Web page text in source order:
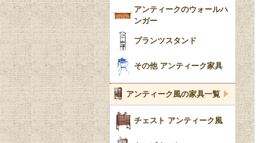
アンティークのウォールハ
ンガー
プランツスタンド
その他 アンティーク家具
アンティーク風の家具一覧
チェスト アンティーク風